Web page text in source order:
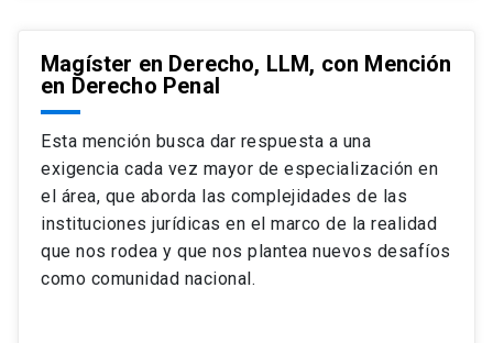
Magíster en Derecho, LLM, con Mención
en Derecho Penal
Esta mención busca dar respuesta a una
exigencia cada vez mayor de especialización en
el área, que aborda las complejidades de las
instituciones jurídicas en el marco de la realidad
que nos rodea y que nos plantea nuevos desafíos
como comunidad nacional.